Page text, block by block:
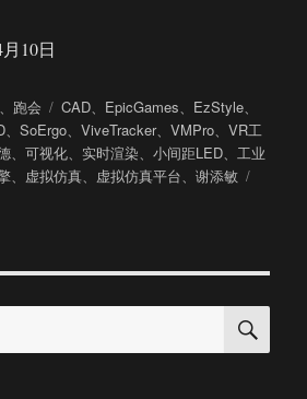
10日
、 跑会
标
签
CAD、 EpicGames、 EzStyle、
、SoErgo、ViveTracker、VMPro、VR工
、可视化、实时渲染、小间距LED、工业
、 虚拟仿真、 虚拟仿真平台、谢添敏
科
正
式
发
搜